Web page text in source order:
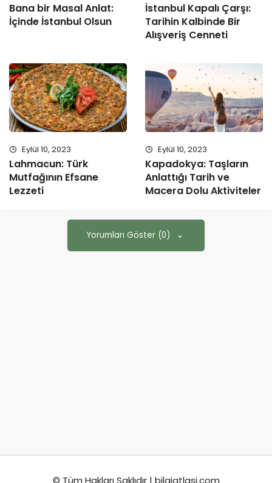
Bana bir Masal Anlat:
İçinde İstanbul Olsun
İstanbul Kapalı Çarşı:
Tarihin Kalbinde Bir
Alışveriş Cenneti
Eylül 10, 2023
Lahmacun: Türk
Mutfağının Efsane
Lezzeti
Eylül 10, 2023
Kapadokya: Taşların
Anlattığı Tarih ve
Macera Dolu Aktiviteler
Yorumları Göster (0)
© Tüm Hakları Saklıdır | bilgiatlasi.com